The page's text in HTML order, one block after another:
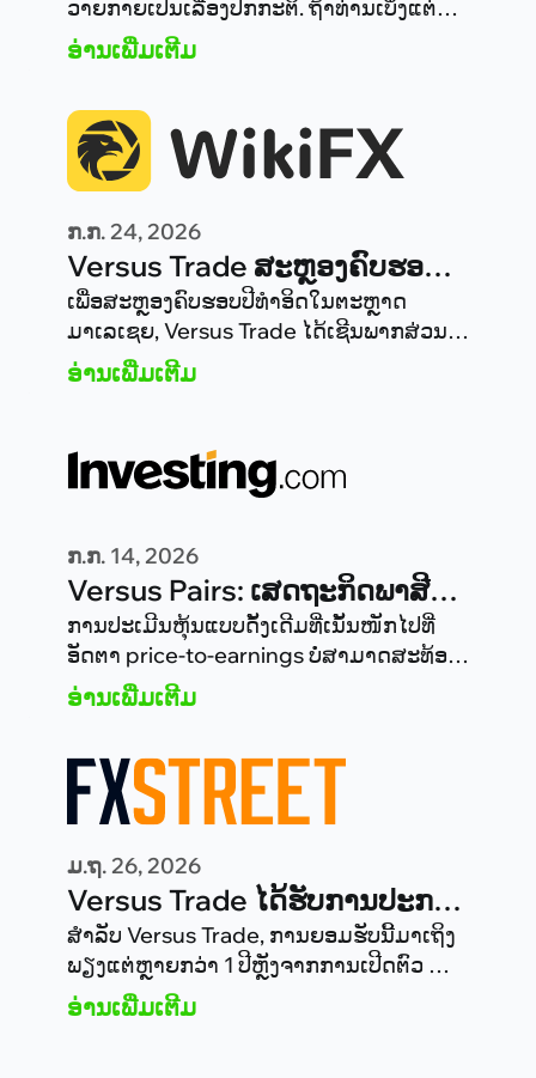
ແລ້ວ? (US30 vs XAU)
ວາຍກາຍເປັນເລື່ອງປົກກະຕິ. ຖ້າທ່ານເບິ່ງແຕ່
ພາດຫົວຂ່າວໃນລະດູຮ້ອນນີ້, ທ່ານອາດຄາດວ່າ
ຕະຫຼາດທຶນທົ່ວໂລກຄວນຈະຢູ່ໃນທ່າປ້ອງກັນ
ອ່ານເພີ່ມເຕີມ
ກ.ກ. 24, 2026
Versus Trade ສະຫຼອງຄົບຮອບປີ
ທຳອິດໃນມາເລເຊຍ ດ້ວຍ BBQ
Retreat ສຸດພິເສດສຳລັບ
ພາກສ່ວນຮ່ວມມື
ເພື່ອສະຫຼອງຄົບຮອບປີທຳອິດໃນຕະຫຼາດ
ມາເລເຊຍ, Versus Trade ໄດ້ເຊີນພາກສ່ວນ
ຮ່ວມມືທີ່ມີຄຸນຄ່າ ພ້ອມກັບມືອາຊີບທີ່ສົນໃຈ
ເຂົ້າມາເປັນສ່ວນໜຶ່ງໃນ ecosystem ທີ່ກຳລັງ
ຈັດຂຶ້ນໃນວິນລ່າສ່ວນຕົວນອກເມືອງ Kuala
Lumpur.
ອ່ານເພີ່ມເຕີມ
ກ.ກ. 14, 2026
Versus Pairs: ເສດຖະກິດພາສີກັບ
ມາ: e-commerce ລະດັບໂລກເຂົ້າ
ສູ່ຍຸກການເມືອງ (AMZN vs
BABA)
ການປະເມີນຫຸ້ນແບບດັ້ງເດີມທີ່ເນັ້ນໜັກໄປທີ່
ອັດຕາ price-to-earnings ບໍ່ສາມາດສະທ້ອນ
ສະພາບແວດລ້ອມໃໝ່ນີ້ໄດ້. ໃນມື້ນີ້, ການ
ເປັນບົດຮຽນເລື່ອງການເຜີຍຕົວຕໍ່ພູມິລັດຖະສາດ
ຫຼາຍກວ່າການຄິດບັນຊີຄ້າປີກແບບງ່າຍໆ.
ອ່ານເພີ່ມເຕີມ
ມ.ຖ. 26, 2026
Versus Trade ໄດ້ຮັບການປະກາດ
ເປັນ Fastest Growing Broker
2026 ໃນງານ UF Awards
Global
ສຳລັບ Versus Trade, ການຍອມຮັບນີ້ມາເຖິງ
ພຽງແຕ່ຫຼາຍກວ່າ 1 ປີຫຼັງຈາກການເປີດຕົວ —
ເປັນ 1 ປີທີ່ໄດ້ທ້າທາຍຄວາມຄາດໝາຍຢ່າງຕໍ່
ເນື່ອ ວ່າໂບຣກເກີສະໄໝໃໝ່ສາມາດຂະຫຍາຍ
ອ່ານເພີ່ມເຕີມ